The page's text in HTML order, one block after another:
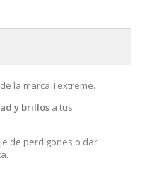
de la marca Textreme.
y brillos a tus
de perdigones o dar